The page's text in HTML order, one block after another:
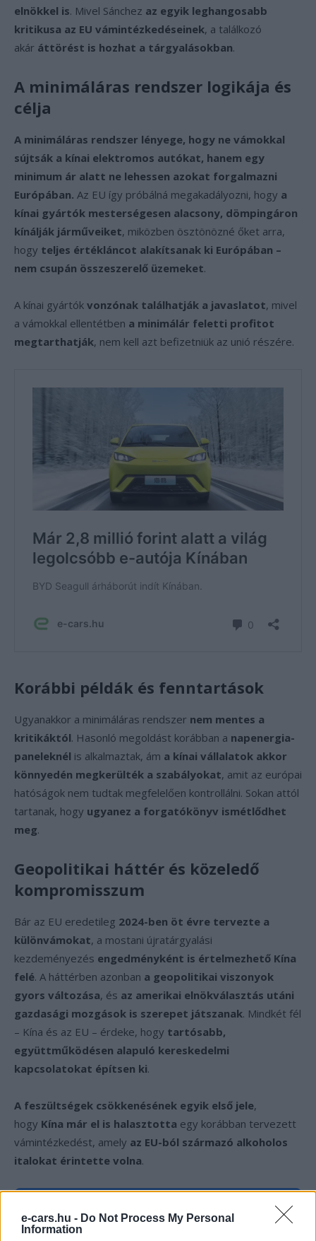
e-cars.hu - Do Not Process My Personal
Information
elnökkel is. Mivel Sánchez az egyik leghangosabb
kritikusa az EU vámintézkedéseinek, a találkozó
akár áttörést is hozhat a tárgyalásokban.
A minimáláras rendszer logikája és
célja
A minimáláras rendszer lényege, hogy ne vámokkal
sújtsák a kínai elektromos autókat, hanem egy
minimum ár alatt ne lehessen azokat forgalmazni
Európában. Az EU így próbálná megakadályozni, hogy a
kínai gyártók mesterségesen alacsony, dömpingáron
kínálják járműveiket, miközben ösztönözné őket arra,
hogy teljes értékláncot alakítsanak ki Európában –
nem csupán összeszerelő üzemeket.
A kínai gyártók vonzónak találhatják a javaslatot, mivel
a vámokkal ellentétben a minimálár feletti profitot
megtarthatják, nem kell azt befizetniük az unió részére.
Korábbi példák és fenntartások
Ugyanakkor a minimáláras rendszer nem mentes a
kritikáktól. Hasonló megoldást korábban a napenergia-
paneleknél is alkalmaztak, ám a kínai vállalatok akkor
könnyedén megkerülték a szabályokat, amit az európai
hatóságok nem tudtak megfelelően kontrollálni. Sokan attól
tartanak, hogy ugyanez a forgatókönyv ismétlődhet
meg.
Geopolitikai háttér és közeledő
kompromisszum
Bár az EU eredetileg 2024-ben öt évre tervezte a
különvámokat, a mostani újratárgyalási
kezdeményezés engedményként is értelmezhető Kína
felé. A háttérben azonban a geopolitikai viszonyok
gyors változása, és az amerikai elnökválasztás utáni
gazdasági mozgások is szerepet játszanak. Mindkét fél
– Kína és az EU – érdeke, hogy tartósabb,
együttműködésen alapuló kereskedelmi
kapcsolatokat építsen ki.
A feszültségek csökkenésének egyik első jele,
hogy Kína már el is halasztotta egy korábban tervezett
vámintézkedést, amely az EU-ból származó alkoholos
italokat érintette volna.
Kövesd az e-cars.hu-t a Facebookon is, további
tartalmakért!
›